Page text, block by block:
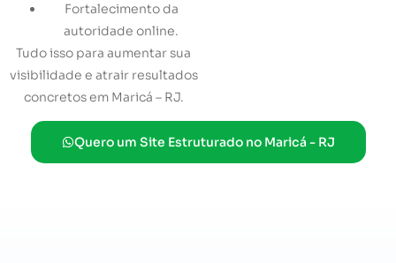
Fortalecimento da
autoridade online.
Tudo isso para aumentar sua
visibilidade e atrair resultados
concretos em Maricá – RJ.
Quero um Site Estruturado no Maricá - RJ